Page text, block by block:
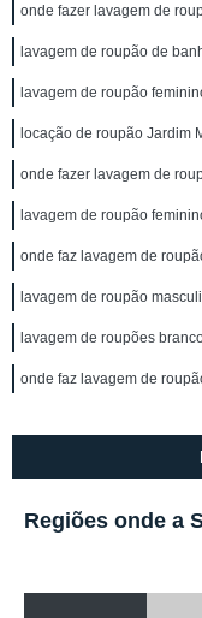
onde fazer lavagem de
lavagem de roupão de
lavagem de roupão
locação de roupão Jardim
onde fazer lavagem de
lavagem de roupão
onde faz lavagem de
lavagem de roupão
lavagem de roupões
onde faz lavagem de
Regiões onde a